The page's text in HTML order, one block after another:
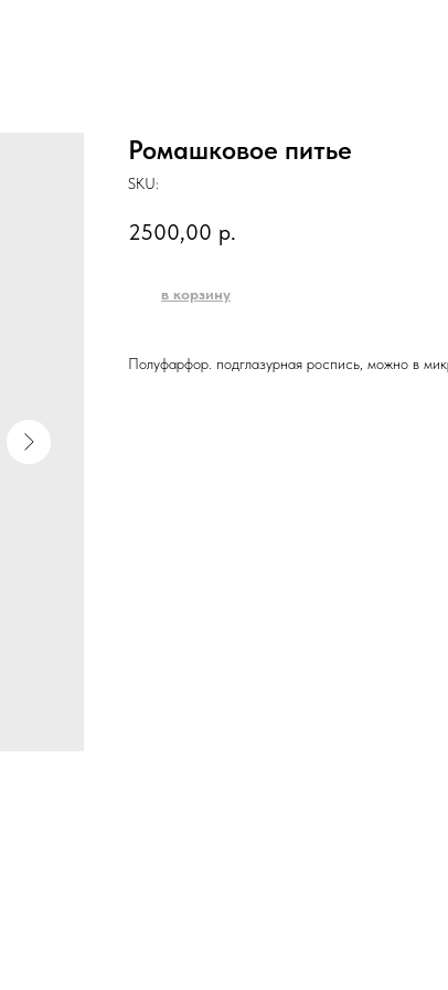
Ромашковое питье
SKU:
2500,00 р.
в корзину
Полуфарфор. подглазурная роспись, можно в